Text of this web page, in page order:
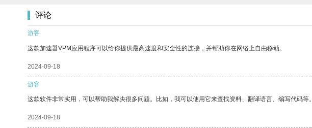
评论
游客
这款加速器VPM应用程序可以给你提供最高速度和安全性的连接，并帮助你在网络上自由移动。
2024-09-18
游客
这款软件非常实用，可以帮助我解决很多问题。比如，我可以使用它来查找资料、翻译语言、编写代码等。
2024-09-18